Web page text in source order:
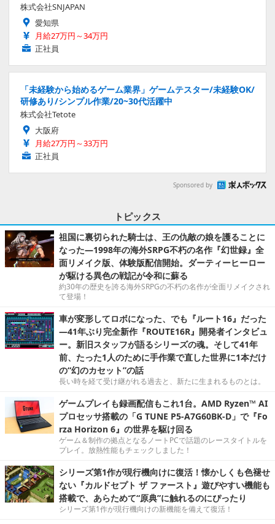
株式会社SNJAPAN
愛知県
月給27万円～34万円
正社員
「未経験から始めるゲーム業界」ゲームテスター/未経験OK/
研修あり/シンプル作業/20~30代活躍中
株式会社Tetote
大阪府
月給27万円～33万円
正社員
Sponsored by
トピックス
祖国に裏切られた騎士は、王の仇敵の娘を護ることに
なった―1998年の海外SRPG不朽の名作『幻世録』全
面リメイク版、体験版配信開始。ダーティーヒーロー
が駆ける異色の戦記が令和に蘇る
約30年の歴史を誇る海外SRPGの不朽の名作が全面リメイクされ
て登場！
車が変形してロボになった、でも『ルート16』だった
―41年ぶり完全新作『ROUTE16R』開発者インタビュ
ー。新旧スタッフが語るシリーズの魂。そして41年
前、たった1人のために手作業で直した世界に1本だけ
の“幻のカセット”の話
長い時を経て受け継がれる過去と、新たに生まれるものとは。
ゲームプレイも録画配信もこれ1台。AMD Ryzen™ AI
プロセッサ搭載の「G TUNE P5-A7G60BK-D」で『Fo
rza Horizon 6』の世界を駆け回る
ゲーム＆制作の拠点となるノートPCで話題のレースタイトルを
プレイ。放熱性能もチェックしました！
シリーズ第1作が現行機向けに復活！懐かしくも色褪せ
ない『カルドセプト ザ ファースト』遊びやすい機能も
搭載で、あらためて“原典”に触れるのにぴったり
シリーズ第1作が現行機向けの新機能を備えて復活！